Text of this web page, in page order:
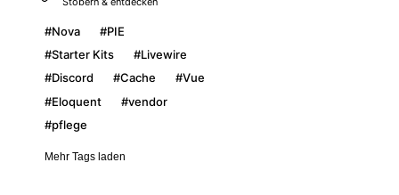
#Nova
#PIE
#Starter Kits
#Livewire
#Discord
#Cache
#Vue
#Eloquent
#vendor
#pflege
Mehr Tags laden